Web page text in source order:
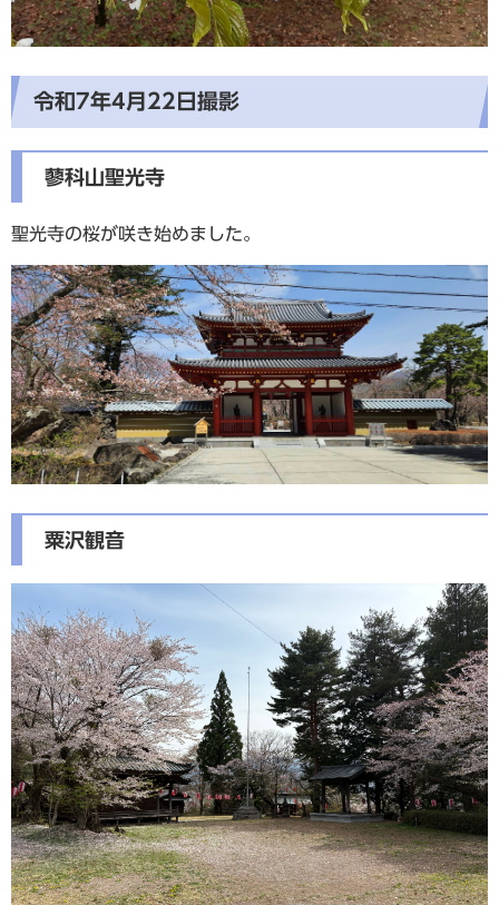
令和7年4月22日撮影
蓼科山聖光寺
聖光寺の桜が咲き始めました。
粟沢観音